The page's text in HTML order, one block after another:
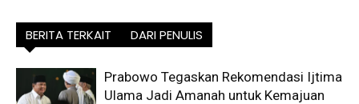
BERITA TERKAIT DARI PENULIS
Prabowo Tegaskan Rekomendasi Ijtima
Ulama Jadi Amanah untuk Kemajuan